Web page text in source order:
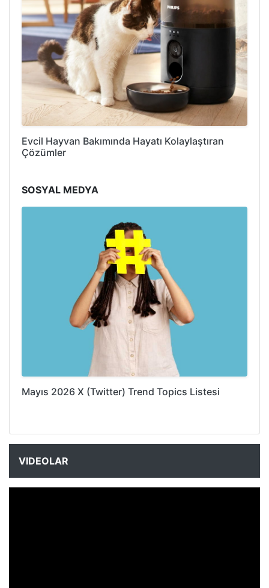
Evcil Hayvan Bakımında Hayatı Kolaylaştıran
Çözümler
SOSYAL MEDYA
Mayıs 2026 X (Twitter) Trend Topics Listesi
VIDEOLAR